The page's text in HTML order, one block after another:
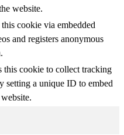
website.
cookie via embedded
and registers anonymous
this cookie to collect tracking
setting a unique ID to embed